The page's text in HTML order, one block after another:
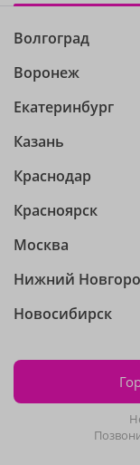
Волгоград
Воронеж
Екатеринбург
Казань
Краснодар
Красноярск
Москва
Нижний
Новосибирск